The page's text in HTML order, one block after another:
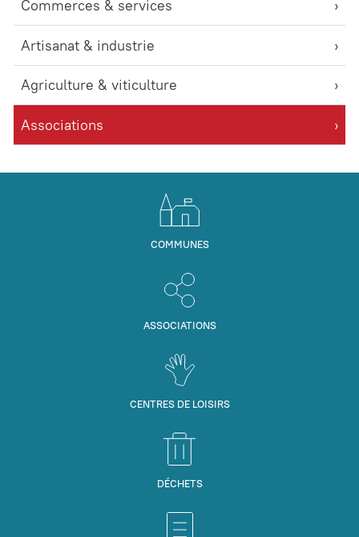
Commerces & services
Artisanat & industrie
Agriculture & viticulture
Associations
COMMUNES
ASSOCIATIONS
CENTRES DE LOISIRS
DÉCHETS